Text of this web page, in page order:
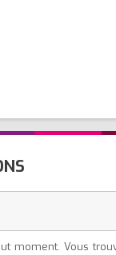
moment. Vous